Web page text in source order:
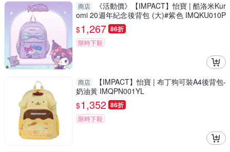
商店
《活動價》【IMPACT】怡寶 | 酷洛米Kur
omi 20週年紀念後背包 (大)#紫色 IMQKU010P
L
$1,267 86折
限時下殺
商店
【IMPACT】怡寶 | 布丁狗可裝A4後背包-
奶油黃 IMQPN001YL
$1,352 86折
限時下殺